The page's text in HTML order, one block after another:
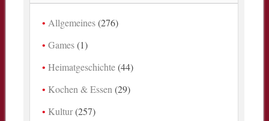
Allgemeines(276)
Games(1)
Heimatgeschichte(44)
Kochen & Essen (29)
Kultur(257)